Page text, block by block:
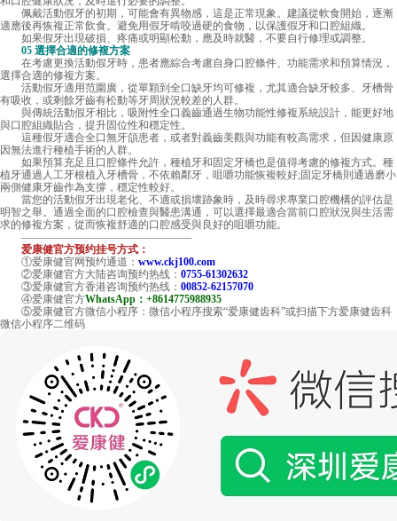
佩戴活動假牙的初期，可能會有異物感，這是正常現象。建議從軟食開始，逐漸
適應後再恢複正常飲食。避免用假牙啃咬過硬的食物，以保護假牙和口腔組織。
如果假牙出現破損、疼痛或明顯松動，應及時就醫，不要自行修理或調整。
05 選擇合適的修複方案
在考慮更換活動假牙時，患者應綜合考慮自身口腔條件、功能需求和預算情況，
選擇合適的修複方案。
活動假牙適用范圍廣，從單顆到全口缺牙均可修複，尤其適合缺牙較多、牙槽骨
有吸收，或剩餘牙齒有松動等牙周狀況較差的人群。
與傳統活動假牙相比，吸附性全口義齒通過生物功能性修複系統設計，能更好地
與口腔組織貼合，提升固位性和穩定性。
這種假牙適合全口無牙頜患者，或者對義齒美觀與功能有較高需求，但因健康原
因無法進行種植手術的人群。
如果預算充足且口腔條件允許，種植牙和固定牙橋也是值得考慮的修複方式。種
植牙通過人工牙根植入牙槽骨，不依賴鄰牙，咀嚼功能恢複較好;固定牙橋則通過磨小
兩側健康牙齒作為支撐，穩定性較好。
當您的活動假牙出現老化、不適或損壞跡象時，及時尋求專業口腔機構的評估是
明智之舉。通過全面的口腔檢查與醫患溝通，可以選擇最適合當前口腔狀況與生活需
求的修複方案，從而恢複舒適的口腔感受與良好的咀嚼功能。
————————————————
爱康健官方预约挂号方式：
①爱康健官网预约通道： www.ckj100.com
②爱康健官方大陆咨询预约热线： 0755-61302632
③爱康健官方香港咨询预约热线： 00852-62157070
④爱康健官方WhatsApp：+8614775988935
⑤爱康健官方微信小程序：微信小程序搜索“爱康健齿科”或扫描下方爱康健齿科
微信小程序二维码